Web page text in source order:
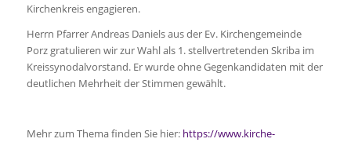
Kirchenkreis engagieren.
Herrn Pfarrer Andreas Daniels aus der Ev. Kirchengemeinde
Porz gratulieren wir zur Wahl als 1. stellvertretenden Skriba im
Kreissynodalvorstand. Er wurde ohne Gegenkandidaten mit der
deutlichen Mehrheit der Stimmen gewählt.
Mehr zum Thema finden Sie hier: https://www.kirche-